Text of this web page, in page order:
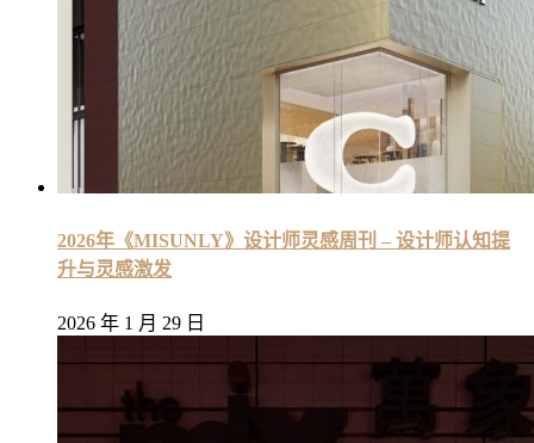
2026年《MISUNLY》设计师灵感周刊 – 设计师认知提
升与灵感激发
2026 年 1 月 29 日